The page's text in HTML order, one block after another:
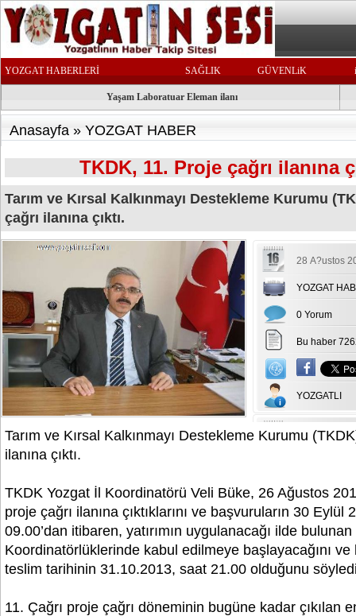
YOZGAT HABERLERİ SAĞLIK GÜVENLiK
Yaşam Laboratuar Eleman ilanı
Anasayfa » YOZGAT HABER
TKDK, 11. Proje çağrı ilanına
Tarım ve Kırsal Kalkınmayı Destekleme Kurumu
çağrı ilanına çıktı.
28 A?ustos
YOZGAT
0 Yorum
Bu haber
YOZGATLI
Tarım ve Kırsal Kalkınmayı Destekleme Kurumu
ilanına çıktı.
TKDK Yozgat İl Koordinatörü Veli Büke, 26 Ağustos
proje çağrı ilanına çıktıklarını ve başvuruların 30 Eylül
09.00’dan itibaren, yatırımın uygulanacağı ilde
Koordinatörlüklerinde kabul edilmeye başlayacağını ve
teslim tarihinin 31.10.2013, saat 21.00 olduğunu
11. Çağrı proje çağrı döneminin bugüne kadar çıkılan